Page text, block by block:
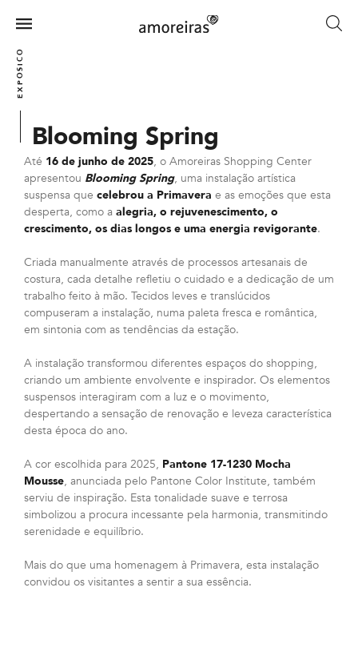
main
content
Menu
EXPOSICOES
Blooming Spring
Até 16 de junho de 2025, o Amoreiras Shopping Center
apresentou Blooming Spring, uma instalação artística
suspensa que celebrou a Primavera e as emoções que esta
desperta, como a alegria, o rejuvenescimento, o
crescimento, os dias longos e uma energia revigorante.
Criada manualmente através de processos artesanais de
costura, cada detalhe refletiu o cuidado e a dedicação de um
trabalho feito à mão. Tecidos leves e translúcidos
compuseram a instalação, numa paleta fresca e romântica,
em sintonia com as tendências da estação.
A instalação transformou diferentes espaços do shopping,
criando um ambiente envolvente e inspirador. Os elementos
suspensos interagiram com a luz e o movimento,
despertando a sensação de renovação e leveza característica
desta época do ano.
A cor escolhida para 2025, Pantone 17-1230 Mocha
Mousse, anunciada pelo Pantone Color Institute, também
serviu de inspiração. Esta tonalidade suave e terrosa
simbolizou a procura incessante pela harmonia, transmitindo
serenidade e equilíbrio.
Mais do que uma homenagem à Primavera, esta instalação
convidou os visitantes a sentir a sua essência.